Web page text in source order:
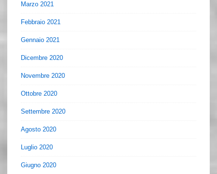
Marzo 2021
Febbraio 2021
Gennaio 2021
Dicembre 2020
Novembre 2020
Ottobre 2020
Settembre 2020
Agosto 2020
Luglio 2020
Giugno 2020